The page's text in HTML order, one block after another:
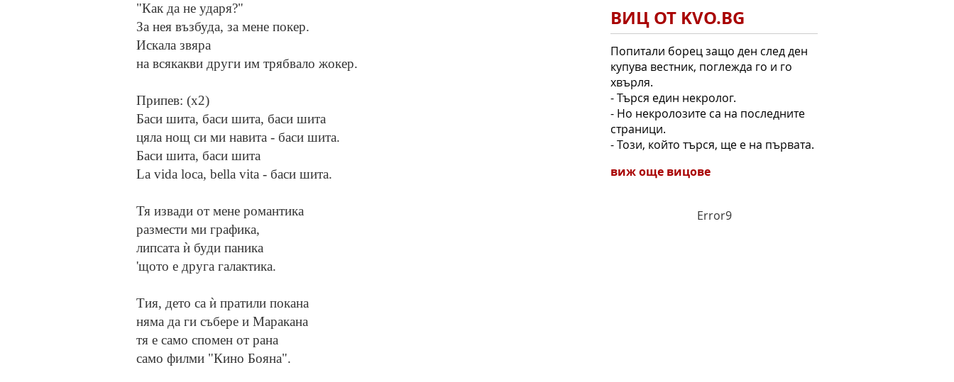
"Как да не ударя?"
За нея възбуда, за мене покер.
Искала звяра
на всякакви други им трябвало жокер.
Припев: (x2)
Баси шита, баси шита, баси шита
цяла нощ си ми навита - баси шита.
Баси шита, баси шита
La vida loca, bella vita - баси шита.
Тя извади от мене романтика
размести ми графика,
липсата ѝ буди паника
'щото е друга галактика.
Тия, дето са ѝ пратили покана
няма да ги събере и Маракана
тя е само спомен от рана
само филми "Кино Бояна".
ВИЦ ОТ KVO.BG
Попитали борец защо ден след ден
купува вестник, поглежда го и го
хвърля.
- Търся един некролог.
- Но некролозите са на последните
страници.
- Този, който търся, ще е на първата.
виж още вицове
Error9